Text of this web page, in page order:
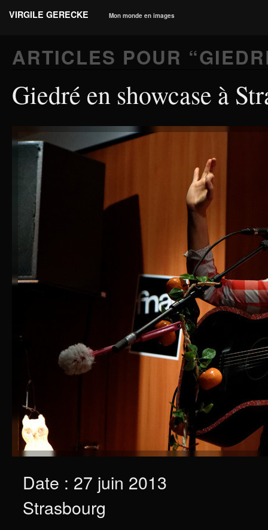
VIRGILE GERECKE Mon monde en images
ARTICLES POUR “
Giedré en showcase à
Date : 27 juin 2013
Strasbourg